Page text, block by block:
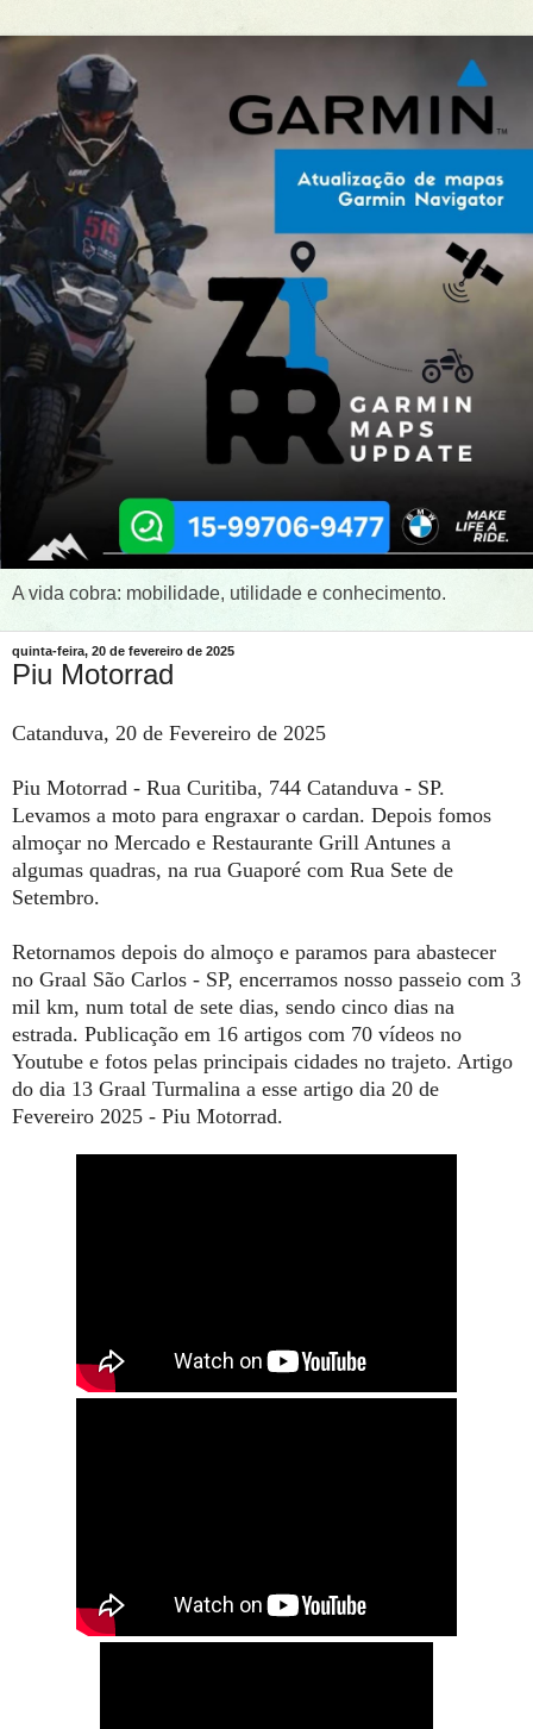
A vida cobra: mobilidade, utilidade e conhecimento.
quinta-feira, 20 de fevereiro de 2025
Piu Motorrad
Catanduva, 20 de Fevereiro de 2025
Piu Motorrad - Rua Curitiba, 744 Catanduva - SP.
Levamos a moto para engraxar o cardan. Depois fomos
almoçar no Mercado e Restaurante Grill Antunes a
algumas quadras, na rua Guaporé com Rua Sete de
Setembro.
Retornamos depois do almoço e paramos para abastecer
no Graal São Carlos - SP, encerramos nosso passeio com 3
mil km, num total de sete dias, sendo cinco dias na
estrada. Publicação em 16 artigos com 70 vídeos no
Youtube e fotos pelas principais cidades no trajeto. Artigo
do dia 13 Graal Turmalina a esse artigo dia 20 de
Fevereiro 2025 - Piu Motorrad.